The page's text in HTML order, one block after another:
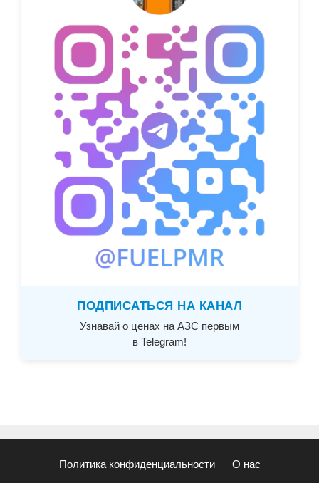
ПОДПИСАТЬСЯ НА КАНАЛ
Узнавай о ценах на АЗС первым
в Telegram!
Политика конфиденциальности О нас